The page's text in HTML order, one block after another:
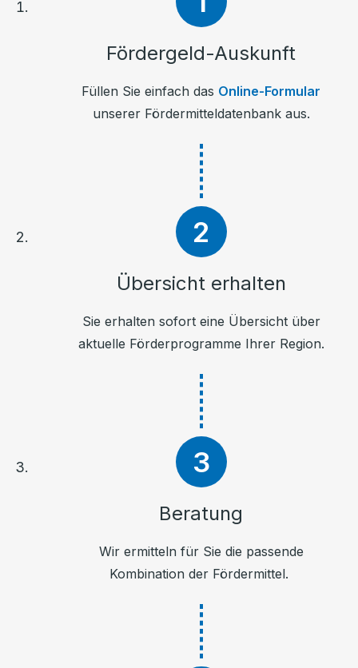
Fördergeld-Auskunft
Füllen Sie einfach das Online-Formular
unserer Fördermitteldatenbank aus.
Übersicht erhalten
Sie erhalten sofort eine Übersicht über
aktuelle Förderprogramme Ihrer Region.
Beratung
Wir ermitteln für Sie die passende
Kombination der Fördermittel.